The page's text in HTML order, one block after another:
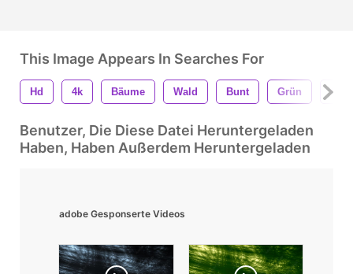
This Image Appears In Searches For
Hd 4k Bäume Wald Bunt Grün
Benutzer, Die Diese Datei Heruntergeladen
Haben, Haben Außerdem Heruntergeladen
adobe Gesponserte Videos